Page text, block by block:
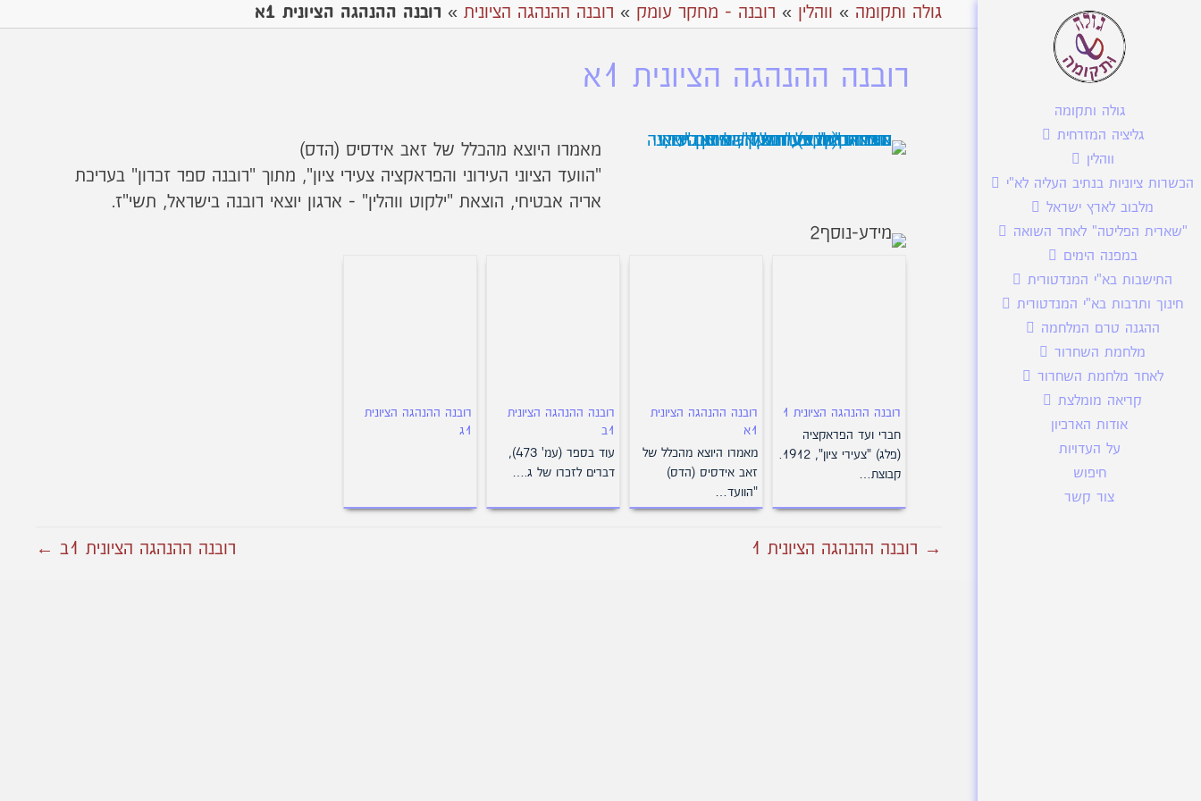
גולה ותקומה
גליציה המזרחית
ווהלין
הכשרות ציוניות בנתיב העליה לא"י
מלבוב לארץ ישראל
"שארית הפליטה" לאחר השואה
במפנה הימים
התישבות בא"י המנדטורית
חינוך ותרבות בא"י המנדטורית
ההגנה טרם המלחמה
מלחמת השחרור
לאחר מלחמת השחרור
קריאה מומלצת
אודות הארכיון
על העדויות
חיפוש
צור קשר
גולה ותקומה » ווהלין » רובנה - מחקר עומק » רובנה ההנהגה הציונית » רובנה ההנהגה הציונית 1א
רובנה ההנהגה הציונית 1א
מאמרו היוצא מהכלל של זאב אידסיס (הדס)
"הוועד הציוני העירוני והפראקציה צעירי ציון", מתוך "רובנה ספר זכרון" בעריכת
אריה אבטיחי, הוצאת "ילקוט ווהלין" - ארגון יוצאי רובנה בישראל, תשי"ז.
רובנה ההנהגה הציונית 1
חברי ועד הפראקציה
(פלג) "צעירי ציון", 1912.
קבוצת…
רובנה ההנהגה הציונית
1א
מאמרו היוצא מהכלל של
זאב אידסיס (הדס)
"הוועד…
רובנה ההנהגה הציונית
1ב
עוד בספר (עמ' 473),
דברים לזכרו של ג.…
רובנה ההנהגה הציונית
1ג
→ רובנה ההנהגה הציונית 1 רובנה ההנהגה הציונית 1ב ←